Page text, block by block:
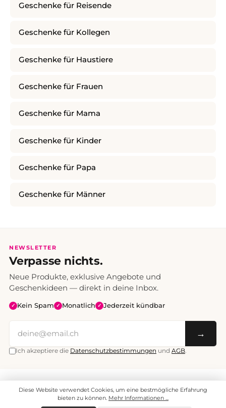
Geschenke für Reisende
Geschenke für Kollegen
Geschenke für Haustiere
Geschenke für Frauen
Geschenke für Mama
Geschenke für Kinder
Geschenke für Papa
Geschenke für Männer
NEWSLETTER
Verpasse nichts.
Neue Produkte, exklusive Angebote und
Geschenkideen — direkt in deine Inbox.
✓ Kein Spam ✓ Monatlich ✓ Jederzeit kündbar
→
Ich akzeptiere die Datenschutzbestimmungen und AGB.
versandkostenfrei.
© 2008 - 2026 enjoymedia.ch - Alle Rechte vorbehalten.
Diese Website verwendet Cookies, um eine bestmögliche Erfahrung
bieten zu können. Mehr Informationen ...